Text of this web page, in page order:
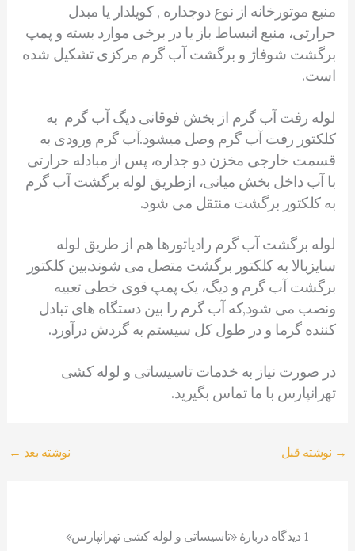
منبع موتورخانه از نوع دوجداره , کویلدار یا مبدل
حرارتی، منبع انبساط باز یا در برخی موارد بسته و پمپ
برگشت شوفاژ و برگشت آب گرم مرکزی تشکیل شده
است.
لوله رفت آب گرم از بخش فوقانی دیگ آب گرم به
کلکتور رفت آب گرم وصل میشود.آب گرم ورودی به
قسمت خارجی مخزن دو جداره، پس از مبادله حرارتی
با آب داخل بخش میانی، ازطریق لوله برگشت آب گرم
به کلکتور برگشت منتقل می شود.
لوله برگشت آب گرم رادیاتورها هم از طریق لوله
سایزبالا به کلکتور برگشت متصل می شوند.بین کلکتور
برگشت آب گرم و دیگ، یک پمپ قوی خطی تعبیه
ونصب می شود,که آب گرم را بین دستگاه های تبادل
کننده گرما و در طول کل سیستم به گردش درآورد.
در صورت نیاز به خدمات تاسیساتی و لوله کشی
تهرانپارس با ما تماس بگیرید.
→ نوشته قبل نوشته بعد ←
1 دیدگاه دربارهٔ «تاسیساتی و لوله کشی تهرانپارس»